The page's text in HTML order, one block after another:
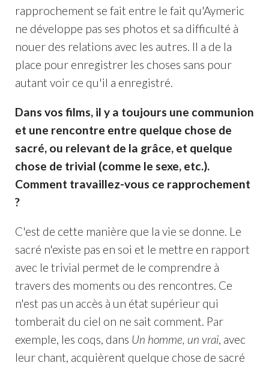
rapprochement se fait entre le fait qu'Aymeric
ne développe pas ses photos et sa difficulté à
nouer des relations avec les autres. Il a de la
place pour enregistrer les choses sans pour
autant voir ce qu'il a enregistré.
Dans vos films, il y a toujours une communion
et une rencontre entre quelque chose de
sacré, ou relevant de la grâce, et quelque
chose de trivial (comme le sexe, etc.).
Comment travaillez-vous ce rapprochement
?
C'est de cette manière que la vie se donne. Le
sacré n'existe pas en soi et le mettre en rapport
avec le trivial permet de le comprendre à
travers des moments ou des rencontres. Ce
n'est pas un accès à un état supérieur qui
tomberait du ciel on ne sait comment. Par
exemple, les coqs, dans Un homme, un vrai, avec
leur chant, acquièrent quelque chose de sacré